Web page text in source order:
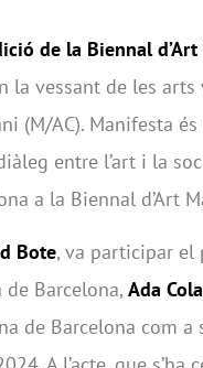
de la Biennal
vessant de les arts
(M/AC). Manifesta
entre l’art i la
a la Biennal d’Art
Bote, va participar el
de Barcelona, Ada
de Barcelona com a